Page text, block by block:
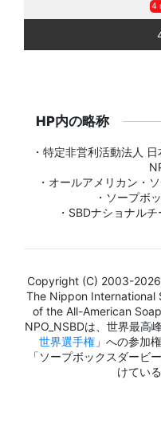
4
HP内の略称
・特定非営利活動法人
・オールアメリカン・
・ソープボ
・SBDナショナル
Copyright (C) 2003-2026
The Nippon International
of the All-American
NPO_NSBDは、世界最高
世界選手権 」への参加
「ソープボックスダービ
けてい